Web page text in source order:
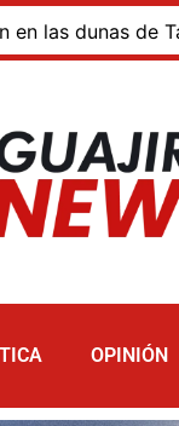
de Taroa;
OPINIÓN